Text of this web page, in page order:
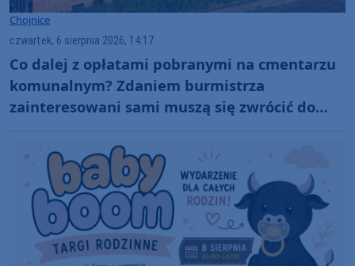
Chojnice
czwartek, 6 sierpnia 2026, 14:17
Co dalej z opłatami pobranymi na cmentarzu
komunalnym? Zdaniem burmistrza
zainteresowani sami muszą się zwrócić do